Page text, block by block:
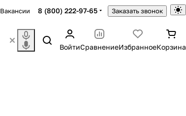
Вакансии 8 (800) 222-97-65 Заказать звонок
ВойтиСравнениеИзбранноеКорзина